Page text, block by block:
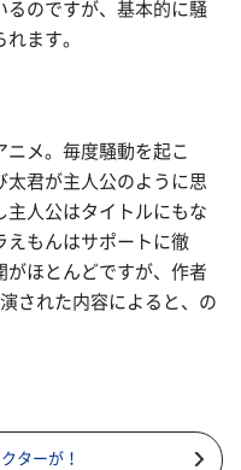
るのですが、基本的に騒
ます。
メ。毎度騒動を起こ
太君が主人公のように思
主人公はタイトルにもな
えもんはサポートに徹
がほとんどですが、作者
された内容によると、の
ターが！